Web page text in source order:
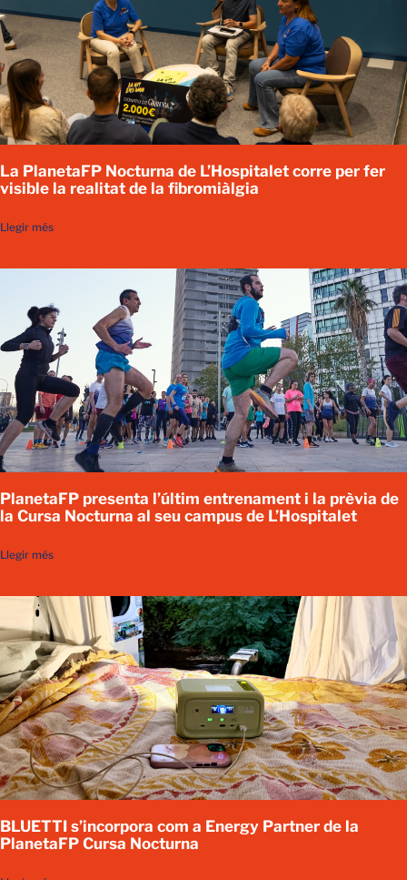
La PlanetaFP Nocturna de L’Hospitalet corre per fer
visible la realitat de la fibromiàlgia
Llegir més
PlanetaFP presenta l’últim entrenament i la prèvia de
la Cursa Nocturna al seu campus de L’Hospitalet
Llegir més
BLUETTI s’incorpora com a Energy Partner de la
PlanetaFP Cursa Nocturna